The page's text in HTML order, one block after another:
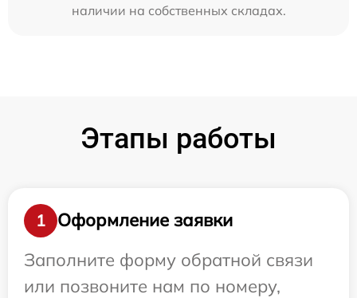
наличии на собственных складах.
Этапы работы
1
Оформление заявки
Заполните форму обратной связи
или позвоните нам по номеру,